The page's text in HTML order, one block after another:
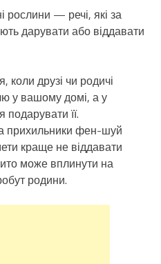
рослини — речі, які за
дарувати або віддавати
коли друзі чи родичі
у вашому домі, а у
подарувати її.
прихильники фен-шуй
краще не віддавати
може вплинути на
родини.